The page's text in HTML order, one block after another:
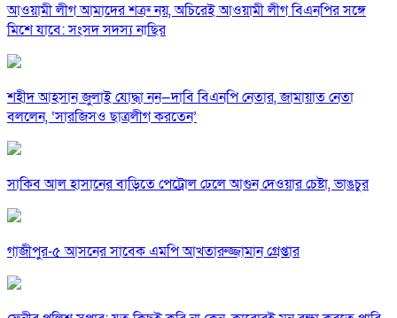
আওয়ামী লীগ আমাদের শত্রু নয়, অচিরেই আওয়ামী লীগ বিএনপির সঙ্গে
মিশে যাবে: সংসদ সদস্য নাছির
শহীদ আহসান জুলাই যোদ্ধা নন—দাবি বিএনপি নেতার, জামায়াত নেতা
বললেন, ‘সারজিসও ছাত্রলীগ করতেন’
সাকিব আল হাসানের বাড়িতে পেট্রোল ঢেলে আগুন দেওয়ার চেষ্টা, ভাঙচুর
গাজীপুর-৫ আসনের সাবেক এমপি আখতারুজ্জামান গ্রেপ্তার